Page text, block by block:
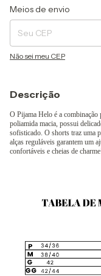
Entregas para o CEP:
Meios de envio
Não sei meu CEP
Descrição
O Pijama Helo é a
poliamida macia, possui
sofisticado. O shorts traz uma
alças reguláveis garantem um
confortáveis e cheias de